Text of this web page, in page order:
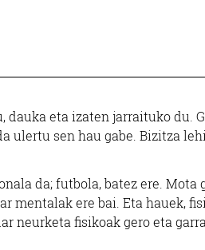
eta izaten jarraituko du.
ulertu sen hau gabe. Bizitza
da; futbola, batez ere.
mentalak ere bai. Eta hauek,
neurketa fisikoak gero eta